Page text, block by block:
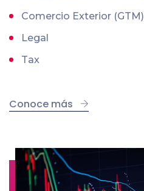
Comercio Exterior (GTM)
Legal
Tax
Conoce más